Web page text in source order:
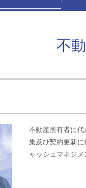
不
不動産所有者に
集及び契約更新
ャッシュマネジ